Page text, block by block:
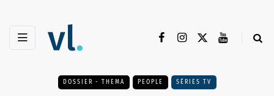
DOSSIER - THEMA PEOPLE SÉRIES TV